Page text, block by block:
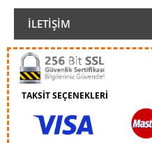
İLETIŞIM
TAKSİT SEÇENEKLERİ